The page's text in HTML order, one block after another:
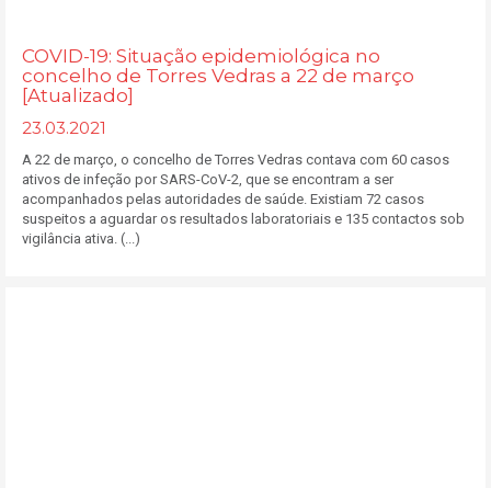
COVID-19: Situação epidemiológica no
concelho de Torres Vedras a 22 de março
[Atualizado]
23.03.2021
A 22 de março, o concelho de Torres Vedras contava com 60 casos
ativos de infeção por SARS-CoV-2, que se encontram a ser
acompanhados pelas autoridades de saúde. Existiam 72 casos
suspeitos a aguardar os resultados laboratoriais e 135 contactos sob
vigilância ativa. (...)